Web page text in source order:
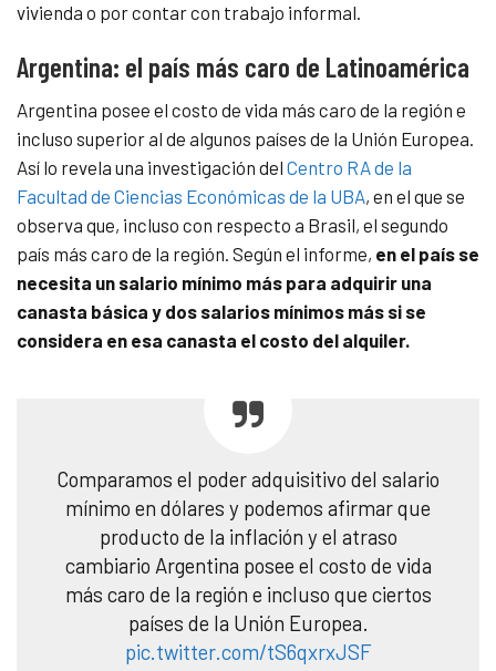
vivienda o por contar con trabajo informal.
Argentina: el país más caro de Latinoamérica
Argentina posee el costo de vida más caro de la región e
incluso superior al de algunos países de la Unión Europea.
Así lo revela una investigación del Centro RA de la
Facultad de Ciencias Económicas de la UBA, en el que se
observa que, incluso con respecto a Brasil, el segundo
país más caro de la región. Según el informe, en el país se
necesita un salario mínimo más para adquirir una
canasta básica y dos salarios mínimos más si se
considera en esa canasta el costo del alquiler.
Comparamos el poder adquisitivo del salario
mínimo en dólares y podemos afirmar que
producto de la inflación y el atraso
cambiario Argentina posee el costo de vida
más caro de la región e incluso que ciertos
países de la Unión Europea.
pic.twitter.com/tS6qxrxJSF